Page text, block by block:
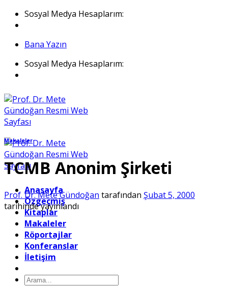
İçeriğe
atla
Sosyal Medya Hesaplarım:
Bana Yazın
Sosyal Medya Hesaplarım:
Anasayfa
Özgeçmiş
Kitaplar
Makaleler
Röportajlar
Konferanslar
İletişim
Ara:
Makaleler
TCMB Anonim Şirketi
Prof. Dr. Mete Gündoğan tarafından Şubat 5, 2000
tarihinde yayınlandı